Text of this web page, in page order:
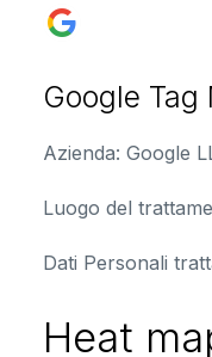
Google Tag
Azienda: Google
Luogo del
Dati Personali
Heat